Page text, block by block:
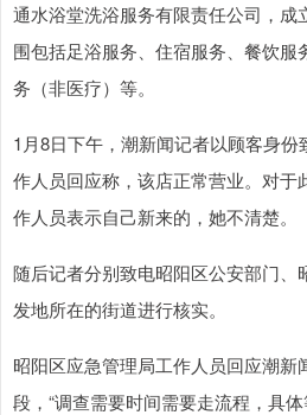
通水浴堂洗浴服务有限责任公司，成
围包括足浴服务、住宿服务、餐饮服
务（非医疗）等。
1月8日下午，潮新闻记者以顾客身
作人员回应称，该店正常营业。对于
作人员表示自己新来的，她不清楚。
随后记者分别致电昭阳区公安部门、
发地所在的街道进行核实。
昭阳区应急管理局工作人员回应潮新
段，“调查需要时间需要走流程，具